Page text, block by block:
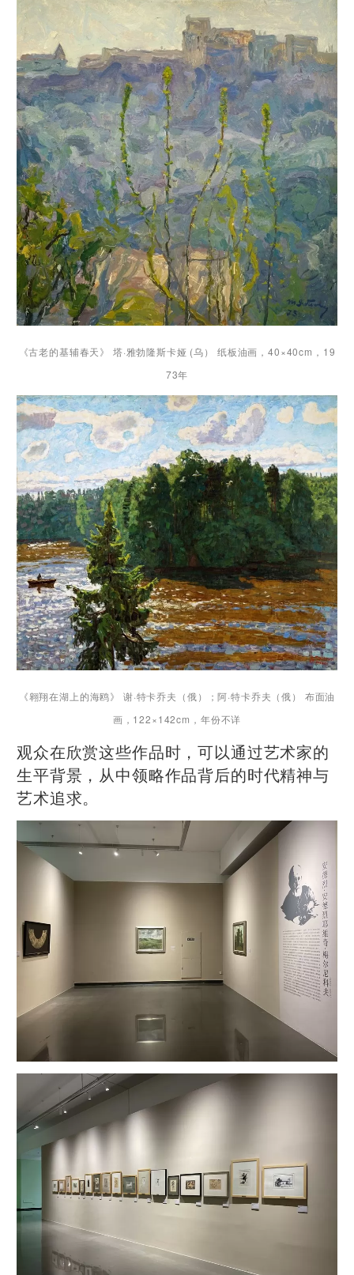
《古老的基辅春天》 塔·雅勃隆斯卡娅 (乌） 纸板油画，40×40cm，19
73年
《翱翔在湖上的海鸥》 谢·特卡乔夫（俄）；阿·特卡乔夫（俄） 布面油
画，122×142cm，年份不详
观众在欣赏这些作品时，可以通过艺术家的
生平背景，从中领略作品背后的时代精神与
艺术追求。